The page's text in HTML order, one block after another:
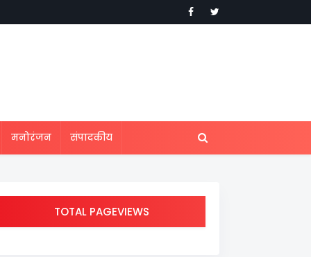
मनोरंजन संपादकीय
TOTAL PAGEVIEWS